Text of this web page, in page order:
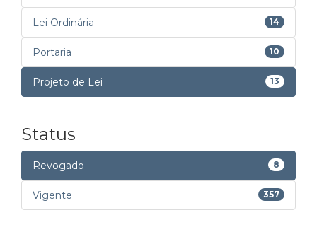
Lei Ordinária 14
Portaria 10
Projeto de Lei 13
Status
Revogado 8
Vigente 357